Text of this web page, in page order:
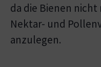
da die Bienen
Nektar- und
anzulegen.